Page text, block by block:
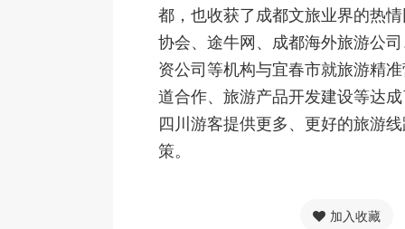
都，也收获了成都文旅业界的热
协会、途牛网、成都海外旅游公
资公司等机构与宜春市就旅游精
道合作、旅游产品开发建设等达
四川游客提供更多、更好的旅游
策。
加入收藏